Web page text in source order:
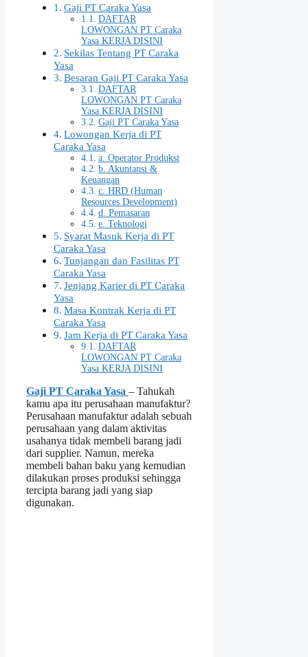
Gaji PT Caraka Yasa
DAFTAR
LOWONGAN PT Caraka
Yasa KERJA DISINI
Sekilas Tentang PT Caraka
Yasa
Besaran Gaji PT Caraka Yasa
DAFTAR
LOWONGAN PT Caraka
Yasa KERJA DISINI
Gaji PT Caraka Yasa
Lowongan Kerja di PT
Caraka Yasa
a. Operator Produksi
b. Akuntansi &
Keuangan
c. HRD (Human
Resources Development)
d. Pemasaran
e. Teknologi
Syarat Masuk Kerja di PT
Caraka Yasa
Tunjangan dan Fasilitas PT
Caraka Yasa
Jenjang Karier di PT Caraka
Yasa
Masa Kontrak Kerja di PT
Caraka Yasa
Jam Kerja di PT Caraka Yasa
DAFTAR
LOWONGAN PT Caraka
Yasa KERJA DISINI
Gaji PT Caraka Yasa – Tahukah
kamu apa itu perusahaan manufaktur?
Perusahaan manufaktur adalah sebuah
perusahaan yang dalam aktivitas
usahanya tidak membeli barang jadi
dari supplier. Namun, mereka
membeli bahan baku yang kemudian
dilakukan proses produksi sehingga
tercipta barang jadi yang siap
digunakan.